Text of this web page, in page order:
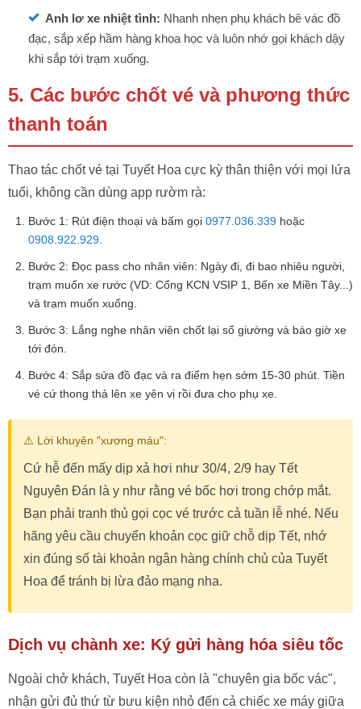
Anh lơ xe nhiệt tình: Nhanh nhẹn phụ khách bê vác đồ
đạc, sắp xếp hầm hàng khoa học và luôn nhớ gọi khách dậy
khi sắp tới trạm xuống.
5. Các bước chốt vé và phương thức
thanh toán
Thao tác chốt vé tại Tuyết Hoa cực kỳ thân thiện với mọi lứa
tuổi, không cần dùng app rườm rà:
Bước 1: Rút điện thoại và bấm gọi 0977.036.339 hoặc
0908.922.929
Bước 2: Đọc pass cho nhân viên: Ngày đi, đi bao nhiêu người,
trạm muốn xe rước (VD: Cổng KCN VSIP 1, Bến xe Miền Tây...)
và trạm muốn xuống.
Bước 3: Lắng nghe nhân viên chốt lại số giường và báo giờ xe
tới đón.
Bước 4: Sắp sửa đồ đạc và ra điểm hẹn sớm 15-30 phút. Tiền
vé cứ thong thả lên xe yên vị rồi đưa cho phụ xe.
⚠️ Lời khuyên "xương máu":
Cứ hễ đến mấy dịp xả hơi như 30/4, 2/9 hay Tết
Nguyên Đán là y như rằng vé bốc hơi trong chớp mắt.
Bạn phải tranh thủ gọi cọc vé trước cả tuần lễ nhé. Nếu
hãng yêu cầu chuyển khoản cọc giữ chỗ dịp Tết, nhớ
xin đúng số tài khoản ngân hàng chính chủ của Tuyết
Hoa để tránh bị lừa đảo mạng nha.
Dịch vụ chành xe: Ký gửi hàng hóa siêu tốc
Ngoài chở khách, Tuyết Hoa còn là "chuyên gia bốc vác",
nhận gửi đủ thứ từ bưu kiện nhỏ đến cả chiếc xe máy giữa